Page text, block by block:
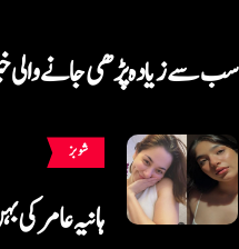
سب سے زیادہ پڑھی جانے والی
شوبز
ہانیہ عامر